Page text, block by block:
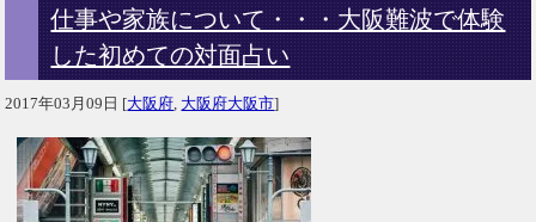
仕事や家族について・・・大阪難波で体験
した初めての対面占い
2017年03月09日 [大阪府 大阪府大阪市]